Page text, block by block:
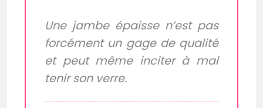
Une jambe épaisse n’est pas
forcément un gage de qualité
et peut même inciter à mal
tenir son verre.